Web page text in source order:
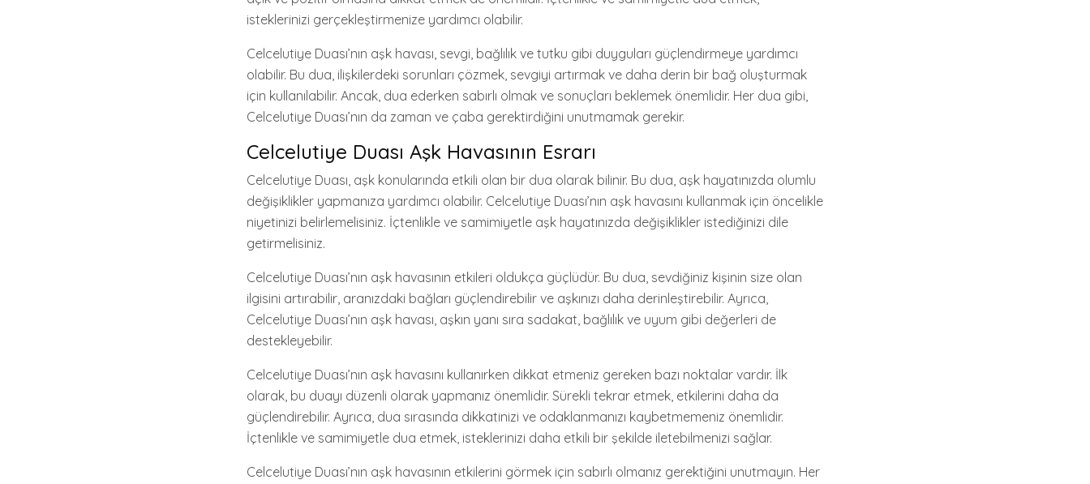
isteklerinizi gerçekleştirmenize yardımcı olabilir.
Celcelutiye Duası’nın aşk havası, sevgi, bağlılık ve tutku gibi duyguları güçlendirmeye yardımcı
olabilir. Bu dua, ilişkilerdeki sorunları çözmek, sevgiyi artırmak ve daha derin bir bağ oluşturmak
için kullanılabilir. Ancak, dua ederken sabırlı olmak ve sonuçları beklemek önemlidir. Her dua gibi,
Celcelutiye Duası’nın da zaman ve çaba gerektirdiğini unutmamak gerekir.
Celcelutiye Duası Aşk Havasının Esrarı
Celcelutiye Duası, aşk konularında etkili olan bir dua olarak bilinir. Bu dua, aşk hayatınızda olumlu
değişiklikler yapmanıza yardımcı olabilir. Celcelutiye Duası’nın aşk havasını kullanmak için öncelikle
niyetinizi belirlemelisiniz. İçtenlikle ve samimiyetle aşk hayatınızda değişiklikler istediğinizi dile
getirmelisiniz.
Celcelutiye Duası’nın aşk havasının etkileri oldukça güçlüdür. Bu dua, sevdiğiniz kişinin size olan
ilgisini artırabilir, aranızdaki bağları güçlendirebilir ve aşkınızı daha derinleştirebilir. Ayrıca,
Celcelutiye Duası’nın aşk havası, aşkın yanı sıra sadakat, bağlılık ve uyum gibi değerleri de
destekleyebilir.
Celcelutiye Duası’nın aşk havasını kullanırken dikkat etmeniz gereken bazı noktalar vardır. İlk
olarak, bu duayı düzenli olarak yapmanız önemlidir. Sürekli tekrar etmek, etkilerini daha da
güçlendirebilir. Ayrıca, dua sırasında dikkatinizi ve odaklanmanızı kaybetmemeniz önemlidir.
İçtenlikle ve samimiyetle dua etmek, isteklerinizi daha etkili bir şekilde iletebilmenizi sağlar.
Celcelutiye Duası’nın aşk havasının etkilerini görmek için sabırlı olmanız gerektiğini unutmayın. Her